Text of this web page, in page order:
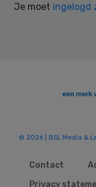
Je moet ingelogd
© 2026 | BSL Media &
Contact
Privacy